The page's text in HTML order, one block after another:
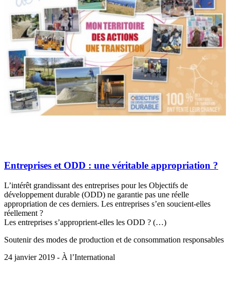
Entreprises et ODD : une véritable appropriation ?
L’intérêt grandissant des entreprises pour les Objectifs de
développement durable (ODD) ne garantie pas une réelle
appropriation de ces derniers. Les entreprises s’en soucient-elles
réellement ?
Les entreprises s’approprient-elles les ODD ? (…)
Soutenir des modes de production et de consommation responsables
24 janvier 2019 - À l’International